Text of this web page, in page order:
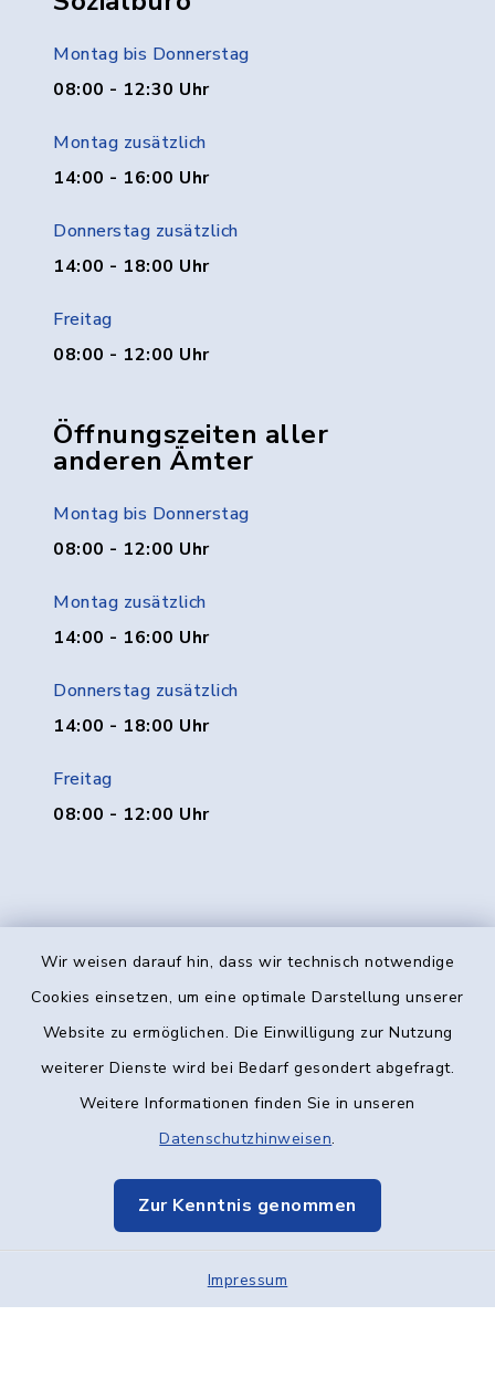
Wir weisen darauf hin, dass wir technisch notwendige
Cookies einsetzen, um eine optimale Darstellung unserer
Website zu ermöglichen. Die Einwilligung zur Nutzung
weiterer Dienste wird bei Bedarf gesondert abgefragt.
Weitere Informationen finden Sie in unseren
Datenschutzhinweisen.
Zur Kenntnis genommen
Impressum
Montag bis Donnerstag
08:00 - 12:30 Uhr
Montag zusätzlich
14:00 - 16:00 Uhr
Donnerstag zusätzlich
14:00 - 18:00 Uhr
Freitag
08:00 - 12:00 Uhr
Öffnungszeiten aller
anderen Ämter
Montag bis Donnerstag
08:00 - 12:00 Uhr
Montag zusätzlich
14:00 - 16:00 Uhr
Donnerstag zusätzlich
14:00 - 18:00 Uhr
Freitag
08:00 - 12:00 Uhr
Kontakt
Datenschutz
Elektronische Kommunikation
Sitemap